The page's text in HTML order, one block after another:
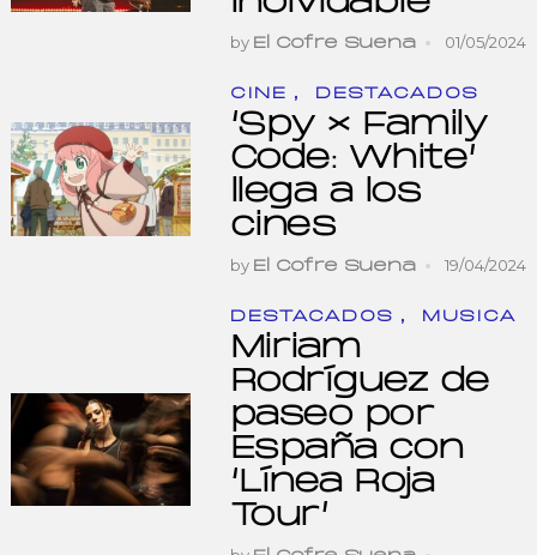
by El Cofre Suena 01/05/2024
CINE , DESTACADOS
‘Spy × Family
Code: White’
llega a los
cines
by El Cofre Suena 19/04/2024
DESTACADOS , MUSICA
Miriam
Rodríguez de
paseo por
España con
‘Línea Roja
Tour’